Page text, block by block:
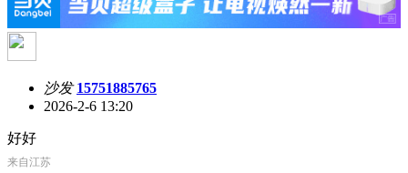
沙发 15751885765
2026-2-6 13:20
好好
来自江苏